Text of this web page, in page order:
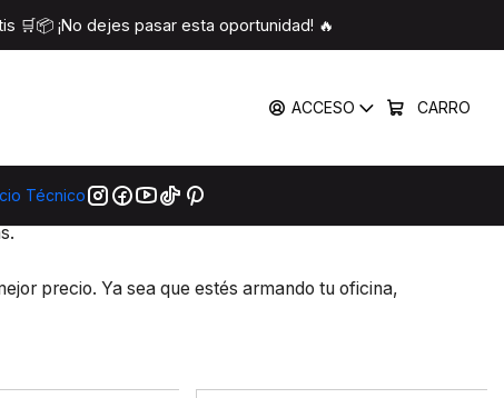
ACCESO CARRO
Técnico
🛒📦 ¡No dejes pasar esta oportunidad! 🔥
dispositivos de hogar inteligente, seguridad,
precio. Ya sea que estés armando tu oficina,